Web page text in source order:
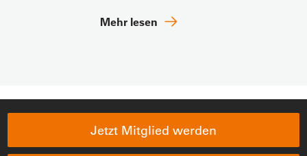
Mehr lesen
Jetzt Mitglied werden